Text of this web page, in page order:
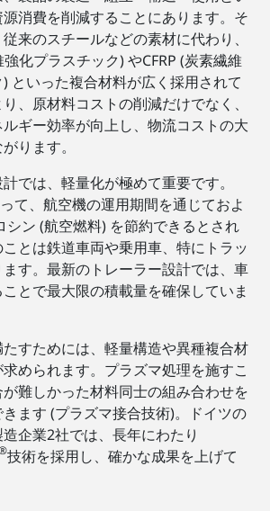
消費を削減することにあります。そ
来のスチールなどの素材に代わり、
化プラスチック) やCFRP (炭素繊維
といった複合材料が広く採用されて
、原材料コストの削減だけでなく、
ギー効率が向上し、物流コストの大
ります。
では、軽量化が極めて重要です。
て、航空機の運用期間を通じておよ
シン (航空燃料) を節約できるとされ
とは鉄道車両や乗用車、特にトラッ
す。最新のトレーラー設計では、車
とで最大限の積載量を確保していま
すためには、軽量構造や異種複合材
められます。プラズマ処理を施すこ
難しかった材料同士の組み合わせを
ます (プラズマ接合技術)。ドイツの
企業2社では、長年にわたり
技術を採用し、確かな成果を上げて